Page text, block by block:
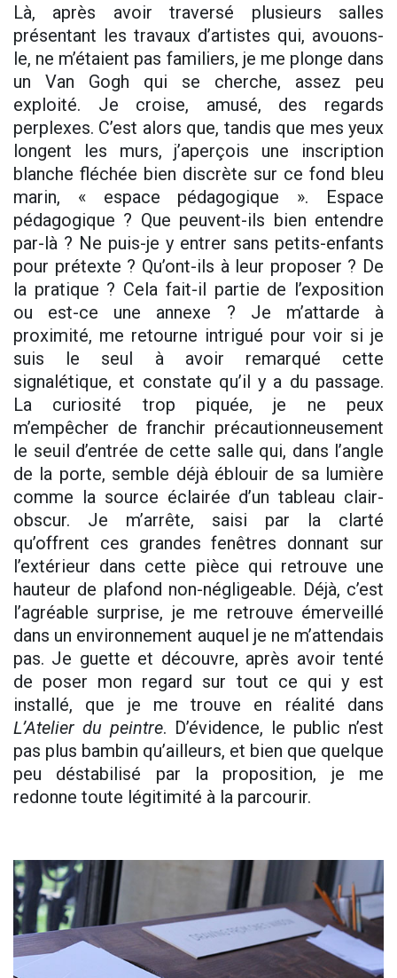
Là, après avoir traversé plusieurs salles
présentant les travaux d’artistes qui, avouons-
le, ne m’étaient pas familiers, je me plonge dans
un Van Gogh qui se cherche, assez peu
exploité. Je croise, amusé, des regards
perplexes. C’est alors que, tandis que mes yeux
longent les murs, j’aperçois une inscription
blanche fléchée bien discrète sur ce fond bleu
marin, « espace pédagogique ». Espace
pédagogique ? Que peuvent-ils bien entendre
par-là ? Ne puis-je y entrer sans petits-enfants
pour prétexte ? Qu’ont-ils à leur proposer ? De
la pratique ? Cela fait-il partie de l’exposition
ou est-ce une annexe ? Je m’attarde à
proximité, me retourne intrigué pour voir si je
suis le seul à avoir remarqué cette
signalétique, et constate qu’il y a du passage.
La curiosité trop piquée, je ne peux
m’empêcher de franchir précautionneusement
le seuil d’entrée de cette salle qui, dans l’angle
de la porte, semble déjà éblouir de sa lumière
comme la source éclairée d’un tableau clair-
obscur. Je m’arrête, saisi par la clarté
qu’offrent ces grandes fenêtres donnant sur
l’extérieur dans cette pièce qui retrouve une
hauteur de plafond non-négligeable. Déjà, c’est
l’agréable surprise, je me retrouve émerveillé
dans un environnement auquel je ne m’attendais
pas. Je guette et découvre, après avoir tenté
de poser mon regard sur tout ce qui y est
installé, que je me trouve en réalité dans
L’Atelier du peintre. D’évidence, le public n’est
pas plus bambin qu’ailleurs, et bien que quelque
peu déstabilisé par la proposition, je me
redonne toute légitimité à la parcourir.